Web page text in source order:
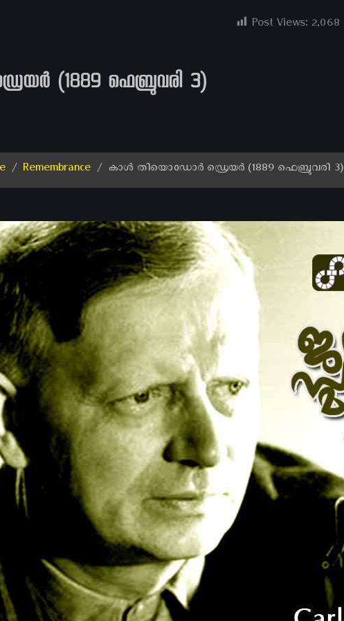
Post Views: 2,068
(1889 ഫെബ്രുവരി 3)
/ Remembrance / കാൾ തിയൊഡോർ ഡ്രെയർ (1889 ഫെബ്രുവരി 3)